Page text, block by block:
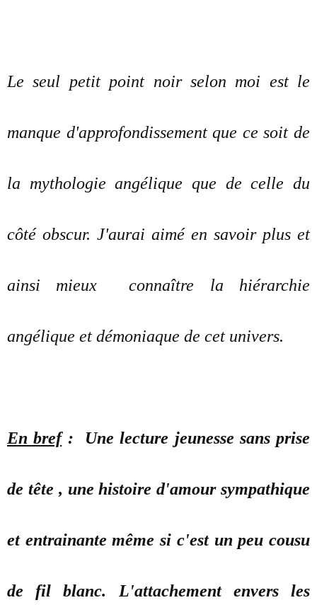
Le seul petit point noir selon moi est le
manque d'approfondissement que ce soit de
la mythologie angélique que de celle du
côté obscur. J'aurai aimé en savoir plus et
ainsi mieux connaître la hiérarchie
angélique et démoniaque de cet univers.
En bref: Une lecture jeunesse sans prise
de tête , une histoire d'amour sympathique
et entrainante même si c'est un peu cousu
de fil blanc. L'attachement envers les